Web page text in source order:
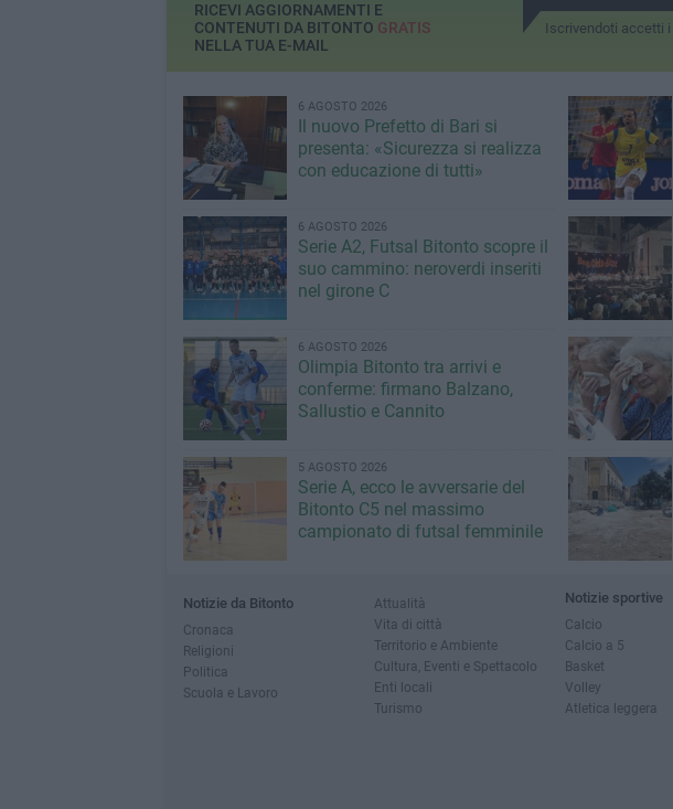
Iscrivendoti accetti i
RICEVI AGGIORNAMENTI E
CONTENUTI DA BITONTO GRATIS
NELLA TUA E-MAIL
6 AGOSTO 2026
Il nuovo Prefetto di Bari si
presenta: «Sicurezza si realizza
con educazione di tutti»
6 AGOSTO 2026
Serie A2, Futsal Bitonto scopre il
suo cammino: neroverdi inseriti
nel girone C
6 AGOSTO 2026
Olimpia Bitonto tra arrivi e
conferme: firmano Balzano,
Sallustio e Cannito
5 AGOSTO 2026
Serie A, ecco le avversarie del
Bitonto C5 nel massimo
campionato di futsal femminile
Notizie da Bitonto
Cronaca
Religioni
Politica
Scuola e Lavoro
Attualità
Vita di città
Territorio e Ambiente
Cultura, Eventi e Spettacolo
Enti locali
Turismo
Notizie sportive
Calcio
Calcio a 5
Basket
Volley
Atletica leggera